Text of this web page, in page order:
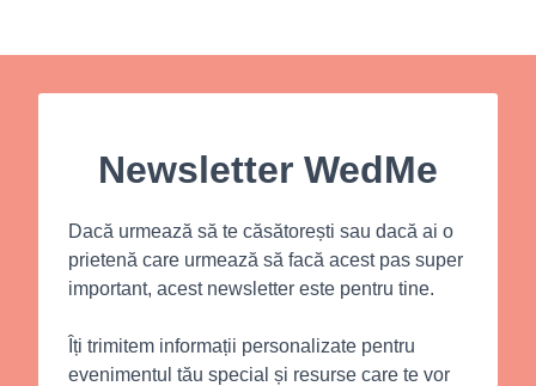
Newsletter WedMe
Dacă urmează să te căsătorești sau dacă ai o
prietenă care urmează să facă acest pas super
important, acest newsletter este pentru tine.
Îți trimitem informații personalizate pentru
evenimentul tău special și resurse care te vor